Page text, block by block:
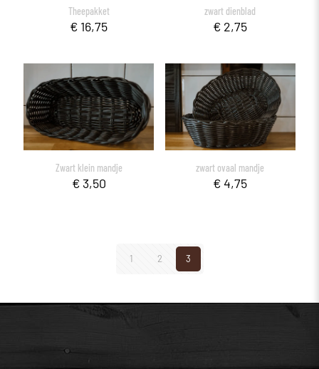
Theepakket
€ 16,75
zwart dienblad
€ 2,75
Zwart klein mandje
€3,50
zwart ovaal mandje
€4,75
1 2 3